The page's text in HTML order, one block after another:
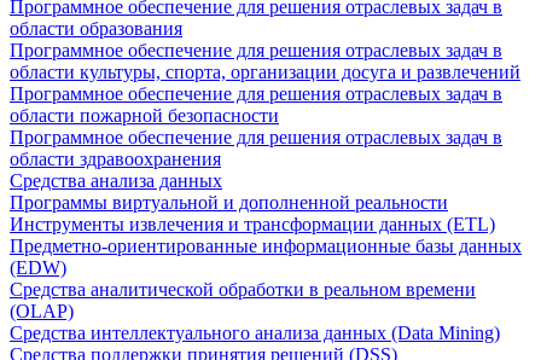
Программное обеспечение для решения отраслевых задач в
области образования
Программное обеспечение для решения отраслевых задач в
области культуры, спорта, организации досуга и развлечений
Программное обеспечение для решения отраслевых задач в
области пожарной безопасности
Программное обеспечение для решения отраслевых задач в
области здравоохранения
Средства анализа данных
Программы виртуальной и дополненной реальности
Инструменты извлечения и трансформации данных (ETL)
Предметно-ориентированные информационные базы данных
(EDW)
Средства аналитической обработки в реальном времени
(OLAP)
Средства интеллектуального анализа данных (Data Mining)
Средства поддержки принятия решений (DSS)